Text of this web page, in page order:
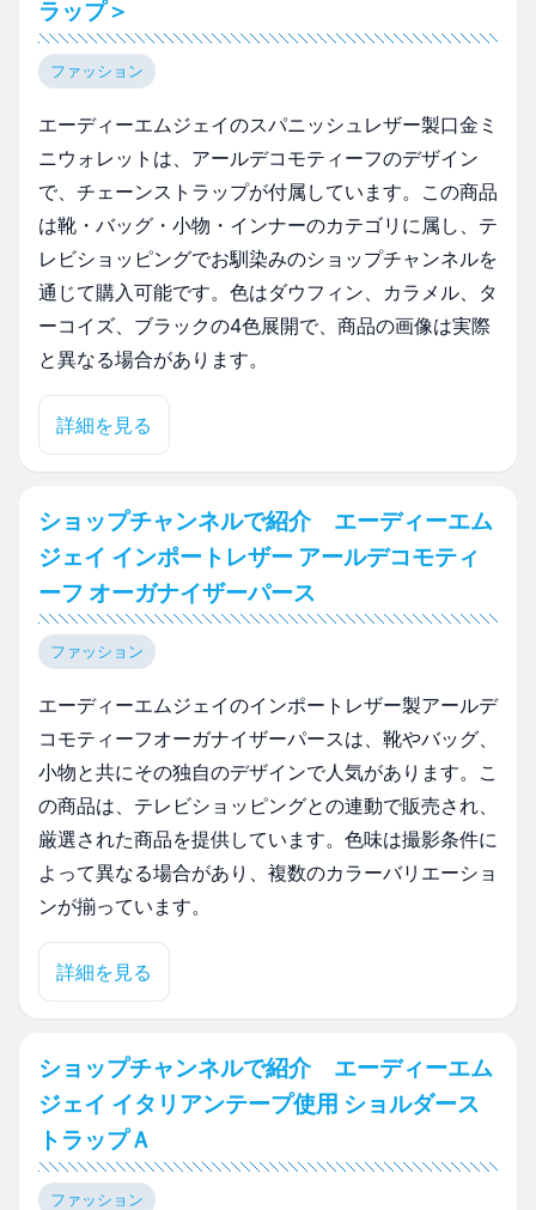
ラップ＞
ファッション
エーディーエムジェイのスパニッシュレザー製口金ミ
ニウォレットは、アールデコモティーフのデザイン
で、チェーンストラップが付属しています。この商品
は靴・バッグ・小物・インナーのカテゴリに属し、テ
レビショッピングでお馴染みのショップチャンネルを
通じて購入可能です。色はダウフィン、カラメル、タ
ーコイズ、ブラックの4色展開で、商品の画像は実際
と異なる場合があります。
詳細を見る
ショップチャンネルで紹介 エーディーエム
ジェイ インポートレザー アールデコモティ
ーフ オーガナイザーパース
ファッション
エーディーエムジェイのインポートレザー製アールデ
コモティーフオーガナイザーパースは、靴やバッグ、
小物と共にその独自のデザインで人気があります。こ
の商品は、テレビショッピングとの連動で販売され、
厳選された商品を提供しています。色味は撮影条件に
よって異なる場合があり、複数のカラーバリエーショ
ンが揃っています。
詳細を見る
ショップチャンネルで紹介 エーディーエム
ジェイ イタリアンテープ使用 ショルダース
トラップＡ
ファッション